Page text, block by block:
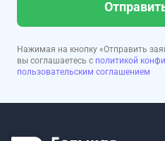
Нажимая на кнопку «Отправить
вы соглашаетесь с политикой
пользовательским соглашением